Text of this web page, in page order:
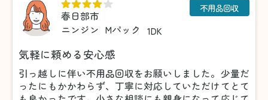
春日部市
ニンジン Mパック 1DK
不用品回収
気軽に頼める安心感
引っ越しに伴い不用品回収をお願いしました。少量だ
ったにもかかわらず、丁寧に対応していただけてとて